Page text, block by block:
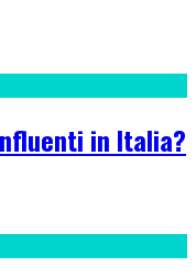
in Italia?